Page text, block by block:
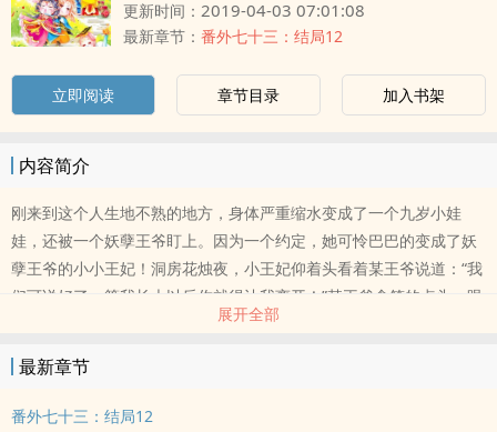
更新时间： 2019-04-03 07:01:08
最新章节： 番外七十三：结局12
立即阅读 章节目录 加入书架
内容简介
刚来到这个人生地不熟的地方，身体严重缩水变成了一个九岁小娃
娃，还被一个妖孽王爷盯上。因为一个约定，她可怜巴巴的变成了妖
孽王爷的小小王妃！洞房花烛夜，小王妃仰着头看着某王爷说道：“我
们可说好了，等我长大以后你就得让我离开！”某王爷含笑的点头，眼
里却犹如万丈深渊一般让人琢磨不透。某日游湖，小王妃一个‘不小
展开全部
最新章节
番外七十三：结局12